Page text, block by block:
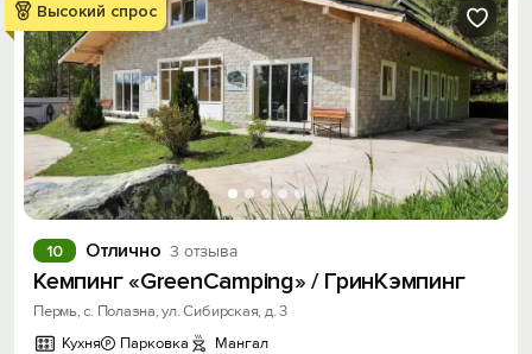
Высокий спрос
Отлично 3 отзыва
10
Кемпинг «GreenCamping» / ГринКэмпинг
Пермь, с. Полазна, ул. Сибирская, д. 3
Кухня
Парковка Мангал